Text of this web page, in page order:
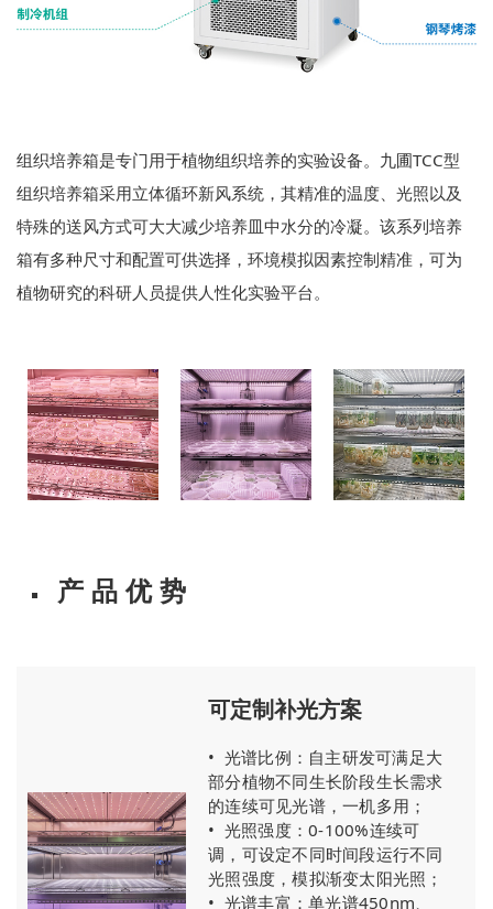
组织培养箱是专门用于植物组织培养的实验设备。九圃TCC型
组织培养箱采用立体循环新风系统，其精准的温度、光照以及
特殊的送风方式可大大减少培养皿中水分的冷凝。该系列培养
箱有多种尺寸和配置可供选择，环境模拟因素控制精准，可为
植物研究的科研人员提供人性化实验平台。
产 品 优 势
可定制补光方案
• 光谱比例：自主研发可满足大
部分植物不同生长阶段生长需求
的连续可见光谱，一机多用；
• 光照强度：0-100%连续可
调，可设定不同时间段运行不同
光照强度，模拟渐变太阳光照；
• 光谱丰富：单光谱450nm、